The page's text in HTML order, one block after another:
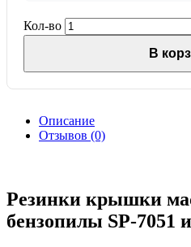
Кол-во
В
Описание
Отзывов (0)
Резинки крышки
бензопилы SP-7051